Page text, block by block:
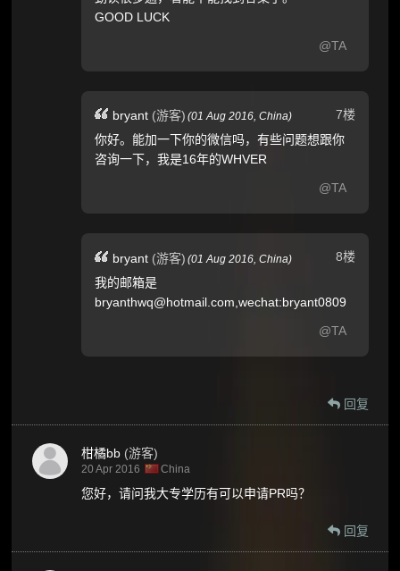
GOOD LUCK
@TA
7楼
bryant (游客) (01 Aug 2016,China)
你好。能加一下你的微信吗，有些问题想跟你
咨询一下，我是16年的WHVER
@TA
8楼
bryant (游客) (01 Aug 2016,China)
我的邮箱是
bryanthwq@hotmail.com,wechat:bryant0809
@TA
回复
柑橘bb (游客)
20 Apr 2016 China
您好，请问我大专学历有可以申请PR吗？
回复